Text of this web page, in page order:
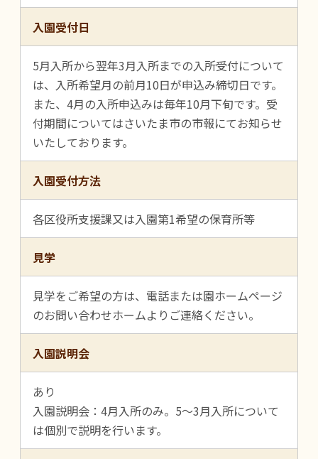
入園受付日
5月入所から翌年3月入所までの入所受付について
は、入所希望月の前月10日が申込み締切日です。
また、4月の入所申込みは毎年10月下旬です。受
付期間についてはさいたま市の市報にてお知らせ
いたしております。
入園受付方法
各区役所支援課又は入園第1希望の保育所等
見学
見学をご希望の方は、電話または園ホームページ
のお問い合わせホームよりご連絡ください。
入園説明会
あり
入園説明会：4月入所のみ。5～3月入所について
は個別で説明を行います。